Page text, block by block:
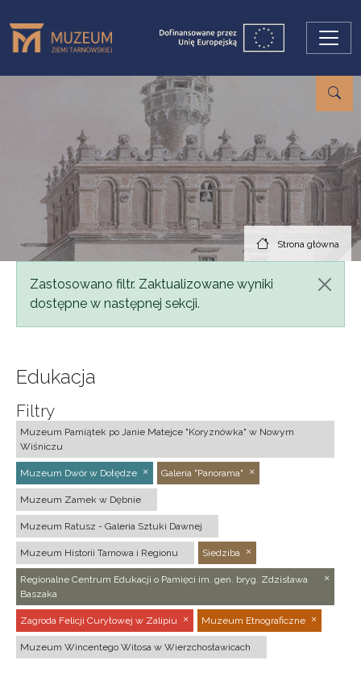
Strona główna
Komunikat
Zastosowano filtr. Zaktualizowane wyniki
dostępne w następnej sekcji.
Edukacja
Filtry
Muzeum Pamiątek po Janie Matejce "Koryznówka" w Nowym
Wiśniczu
Muzeum Dwór w Dołędze Galeria "Panorama"
Muzeum Zamek w Dębnie
Muzeum Ratusz - Galeria Sztuki Dawnej
Muzeum Historii Tarnowa i Regionu Siedziba
Regionalne Centrum Edukacji o Pamięci im. gen. bryg. Zdzisława
Baszaka
Zagroda Felicji Curyłowej w Zalipiu Muzeum Etnograficzne
Muzeum Wincentego Witosa w Wierzchosławicach